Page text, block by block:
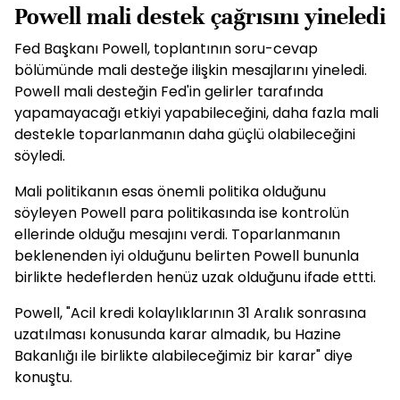
Powell mali destek çağrısını yineledi
Fed Başkanı Powell, toplantının soru-cevap
bölümünde mali desteğe ilişkin mesajlarını yineledi.
Powell mali desteğin Fed'in gelirler tarafında
yapamayacağı etkiyi yapabileceğini, daha fazla mali
destekle toparlanmanın daha güçlü olabileceğini
söyledi.
Mali politikanın esas önemli politika olduğunu
söyleyen Powell para politikasında ise kontrolün
ellerinde olduğu mesajını verdi. Toparlanmanın
beklenenden iyi olduğunu belirten Powell bununla
birlikte hedeflerden henüz uzak olduğunu ifade ettti.
Powell, "Acil kredi kolaylıklarının 31 Aralık sonrasına
uzatılması konusunda karar almadık, bu Hazine
Bakanlığı ile birlikte alabileceğimiz bir karar" diye
konuştu.